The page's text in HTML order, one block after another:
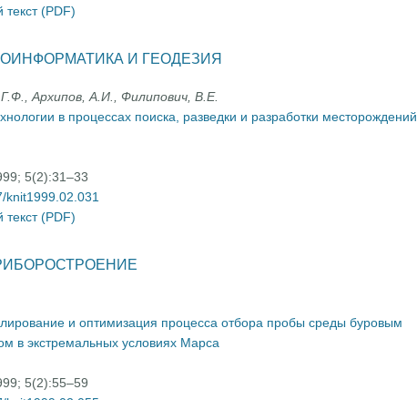
(PDF)
И ГЕОДЕЗИЯ
Архипов, А.И., Филипович, В.Е.
в процессах поиска, разведки и разработки месторождений
5(2):31–33
knit1999.02.031
(PDF)
и оптимизация процесса отбора пробы среды буровым
в экстремальных условиях Марса
5(2):55–59